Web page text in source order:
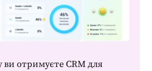
ви отримуєте CRM для